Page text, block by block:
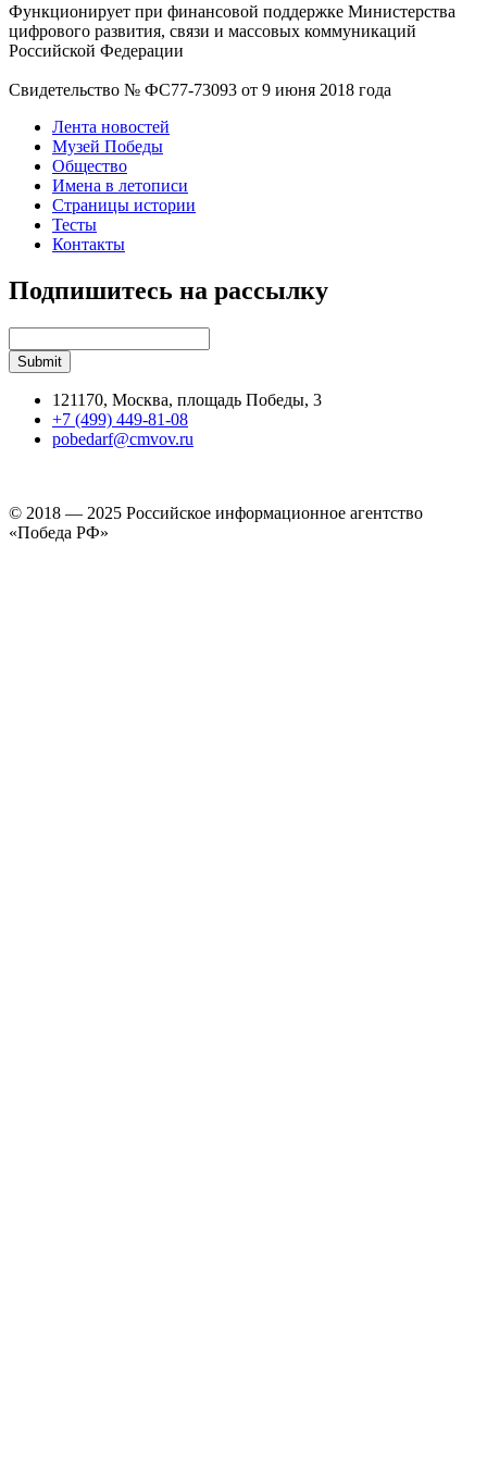
Функционирует при финансовой поддержке Министерства
цифрового развития, связи и массовых коммуникаций
Российской Федерации
Свидетельство № ФС77-73093 от 9 июня 2018 года
Лента новостей
Музей Победы
Общество
Имена в летописи
Страницы истории
Тесты
Контакты
Подпишитесь на рассылку
121170, Москва, площадь Победы, 3
+7 (499) 449-81-08
pobedarf@cmvov.ru
© 2018 — 2025 Российское информационное агентство
«Победа РФ»